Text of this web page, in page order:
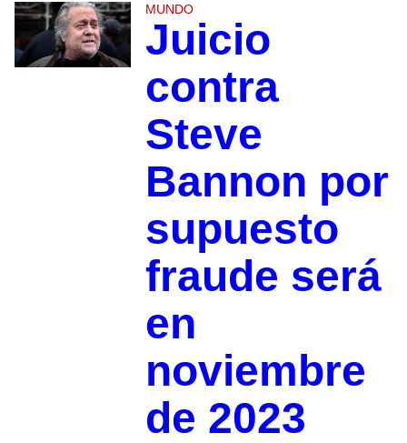
MUNDO
Juicio
contra
Steve
Bannon por
supuesto
fraude será
en
noviembre
de 2023